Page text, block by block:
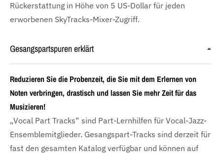
Rückerstattung in Höhe von 5 US-Dollar für jeden
erworbenen SkyTracks-Mixer-Zugriff.
Gesangspartspuren erklärt
Reduzieren Sie die Probenzeit, die Sie mit dem Erlernen von
Noten verbringen, drastisch und lassen Sie mehr Zeit für das
Musizieren!
„Vocal Part Tracks“ sind Part-Lernhilfen für Vocal-Jazz-
Ensemblemitglieder. Gesangspart-Tracks sind derzeit für
fast den gesamten Katalog verfügbar und können auf